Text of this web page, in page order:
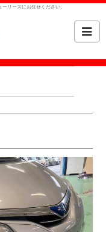
リーズにお任せください。